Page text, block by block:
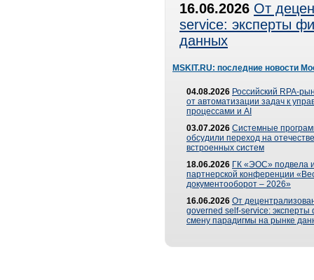
16.06.2026 От
service: эксперты
данных
MSKIT.RU: последние новости
04.08.2026 Российский RPA-
от автоматизации задач к
процессами и AI
03.07.2026 Системные
обсудили переход на
встроенных систем
18.06.2026 ГК «ЭОС» подвела
партнерской конференции
документооборот – 2026»
16.06.2026 От
governed self-service: эксперты
смену парадигмы на рынке